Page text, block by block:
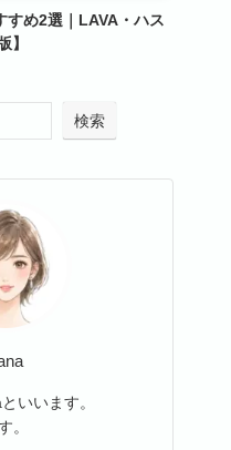
すめ2選｜LAVA・ハス
】
検索
いいます。
。